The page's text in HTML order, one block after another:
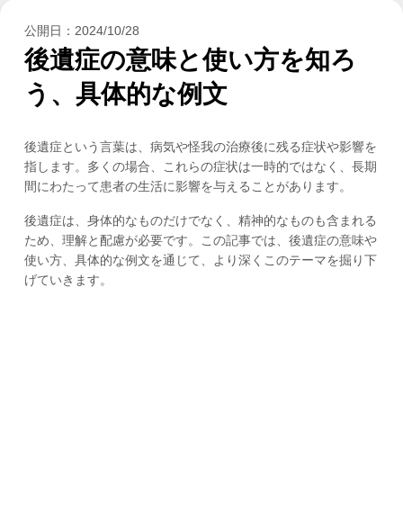
公開日： 2024/10/28
後遺症の意味と使い方を知ろ
う、具体的な例文
後遺症という言葉は、病気や怪我の治療後に残る症状や影響を
指します。多くの場合、これらの症状は一時的ではなく、長期
間にわたって患者の生活に影響を与えることがあります。
後遺症は、身体的なものだけでなく、精神的なものも含まれる
ため、理解と配慮が必要です。この記事では、後遺症の意味や
使い方、具体的な例文を通じて、より深くこのテーマを掘り下
げていきます。